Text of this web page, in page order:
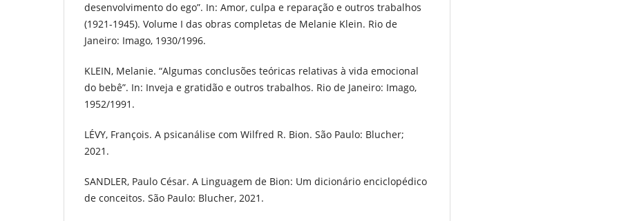
desenvolvimento do ego”. In: Amor, culpa e reparação e outros trabalhos
(1921-1945). Volume I das obras completas de Melanie Klein. Rio de
Janeiro: Imago, 1930/1996.
KLEIN, Melanie. “Algumas conclusões teóricas relativas à vida emocional
do bebê”. In: Inveja e gratidão e outros trabalhos. Rio de Janeiro: Imago,
1952/1991.
LÉVY, François. A psicanálise com Wilfred R. Bion. São Paulo: Blucher;
2021.
SANDLER, Paulo César. A Linguagem de Bion: Um dicionário enciclopédico
de conceitos. São Paulo: Blucher, 2021.